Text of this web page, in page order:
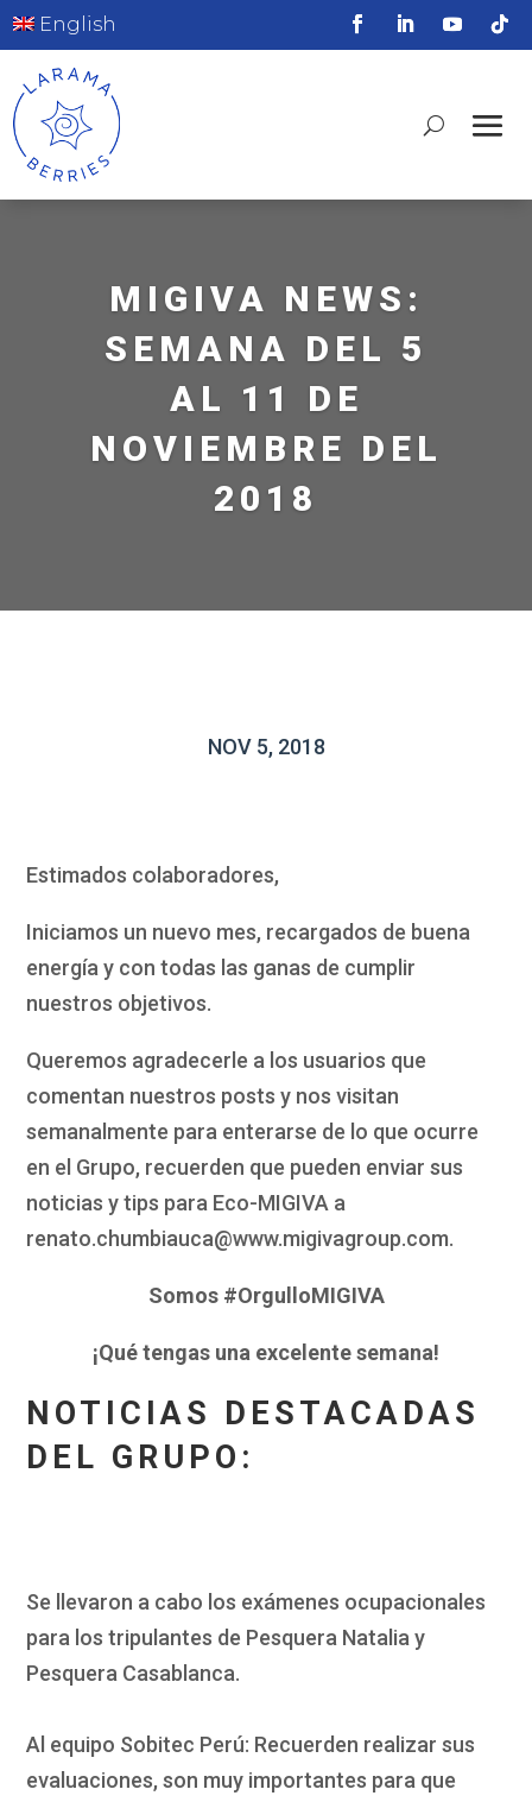
English
MIGIVA NEWS:
SEMANA DEL 5
AL 11 DE
NOVIEMBRE DEL
2018
NOV 5, 2018
Estimados colaboradores,
Iniciamos un nuevo mes, recargados de buena
energía y con todas las ganas de cumplir
nuestros objetivos.
Queremos agradecerle a los usuarios que
comentan nuestros posts y nos visitan
semanalmente para enterarse de lo que ocurre
en el Grupo, recuerden que pueden enviar sus
noticias y tips para Eco-MIGIVA a
renato.chumbiauca@www.migivagroup.com.
Somos #OrgulloMIGIVA
¡Qué tengas una excelente semana!
NOTICIAS DESTACADAS
DEL GRUPO:
Se llevaron a cabo los exámenes ocupacionales
para los tripulantes de Pesquera Natalia y
Pesquera Casablanca.
Al equipo Sobitec Perú: Recuerden realizar sus
evaluaciones, son muy importantes para que